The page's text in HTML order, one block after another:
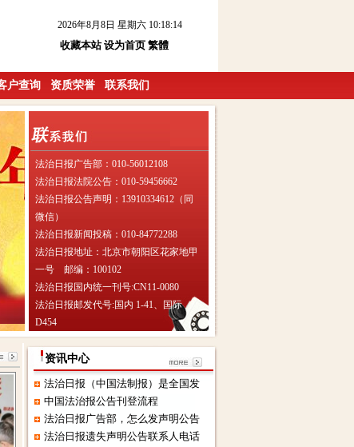
2026年8月8日 星期六 10:18:15
收藏本站 设为首页 繁體
户查询 资质荣誉 联系我们
法治日报广告部：010-56012108
法治日报法院公告：010-59456662
法治日报公告声明：13910334612（同
微信）
法治日报新闻投稿：010-84772288
法治日报地址：北京市朝阳区花家地甲
一号 邮编：100102
法治日报国内统一刊号:CN11-0080
法治日报邮发代号:国内 1-41、国际
D454
资讯中心
法治日报（中国法制报）是全国发
中国法治报公告刊登流程
法治日报广告部，怎么发声明公告
法治日报遗失声明公告联系人电话